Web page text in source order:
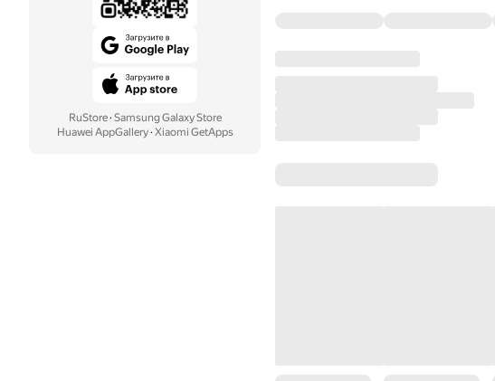
RuStore· Samsung Galaxy Store
Huawei AppGallery· Xiaomi GetApps